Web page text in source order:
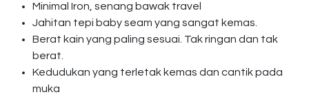
Minimal Iron, senang bawak travel
Jahitan tepi baby seam yang sangat kemas.
Berat kain yang paling sesuai. Tak ringan dan tak
berat.
Kedudukan yang terletak kemas dan cantik pada
muka